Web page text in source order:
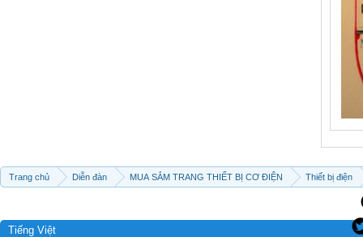
Trang chủ Diễn đàn MUA SẮM TRANG THIẾT BỊ CƠ ĐIỆN Thiết bị điện
Tiếng Việt